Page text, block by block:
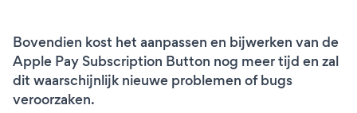
Bovendien kost het aanpassen en bijwerken van de
Apple Pay Subscription Button nog meer tijd en zal
dit waarschijnlijk nieuwe problemen of bugs
veroorzaken.